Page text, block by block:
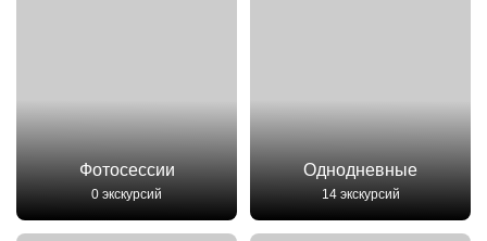
Фотосессии
0 экскурсий
Однодневные
14 экскурсий